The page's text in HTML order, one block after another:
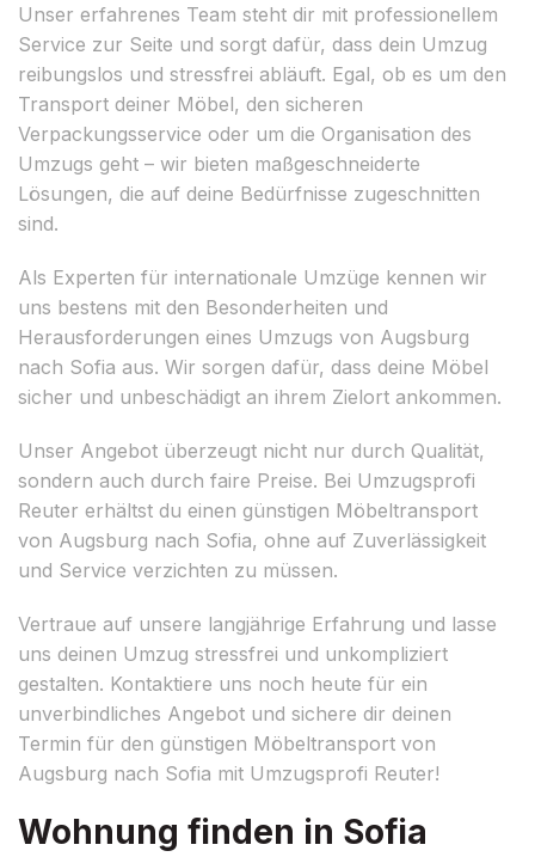
Unser erfahrenes Team steht dir mit professionellem
Service zur Seite und sorgt dafür, dass dein Umzug
reibungslos und stressfrei abläuft. Egal, ob es um den
Transport deiner Möbel, den sicheren
Verpackungsservice oder um die Organisation des
Umzugs geht – wir bieten maßgeschneiderte
Lösungen, die auf deine Bedürfnisse zugeschnitten
sind.
Als Experten für internationale Umzüge kennen wir
uns bestens mit den Besonderheiten und
Herausforderungen eines Umzugs von Augsburg
nach Sofia aus. Wir sorgen dafür, dass deine Möbel
sicher und unbeschädigt an ihrem Zielort ankommen.
Unser Angebot überzeugt nicht nur durch Qualität,
sondern auch durch faire Preise. Bei Umzugsprofi
Reuter erhältst du einen günstigen Möbeltransport
von Augsburg nach Sofia, ohne auf Zuverlässigkeit
und Service verzichten zu müssen.
Vertraue auf unsere langjährige Erfahrung und lasse
uns deinen Umzug stressfrei und unkompliziert
gestalten. Kontaktiere uns noch heute für ein
unverbindliches Angebot und sichere dir deinen
Termin für den günstigen Möbeltransport von
Augsburg nach Sofia mit Umzugsprofi Reuter!
Wohnung finden in Sofia